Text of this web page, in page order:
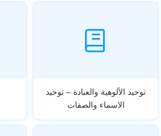
توحيد الألوهية والعبادة – توحيد
الاسماء والصفات